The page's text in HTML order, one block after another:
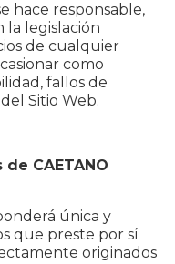
hace responsable,
la legislación
de cualquier
como
fallos de
Sitio Web.
CAETANO
única y
que preste por sí
originados